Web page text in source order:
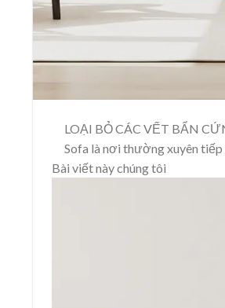
LOẠI BỎ CÁC VẾT BẨN
Sofa là nơi thường xuyên tiếp
Bài viết này chúng tôi